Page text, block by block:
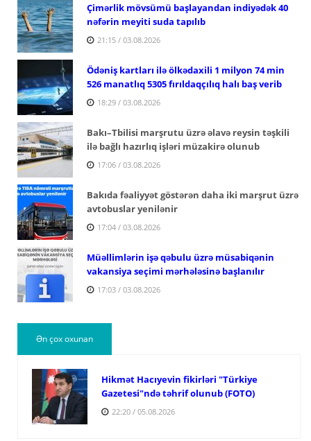
Çimərlik mövsümü başlayandan indiyədək 40
nəfərin meyiti suda tapılıb
21:15 / 03.08.2026
Ödəniş kartları ilə ölkədaxili 1 milyon 74 min
526 manatlıq 5305 fırıldaqçılıq halı baş verib
18:29 / 03.08.2026
Bakı–Tbilisi marşrutu üzrə əlavə reysin təşkili
ilə bağlı hazırlıq işləri müzakirə olunub
17:06 / 03.08.2026
Bakıda fəaliyyət göstərən daha iki marşrut üzrə
avtobuslar yenilənir
17:04 / 03.08.2026
Müəllimlərin işə qəbulu üzrə müsabiqənin
vakansiya seçimi mərhələsinə başlanılır
17:03 / 03.08.2026
Ən çox oxunan
Hikmət Hacıyevin fikirləri "Türkiye
Gazetesi"ndə təhrif olunub (FOTO)
22:20 / 05.08.2026